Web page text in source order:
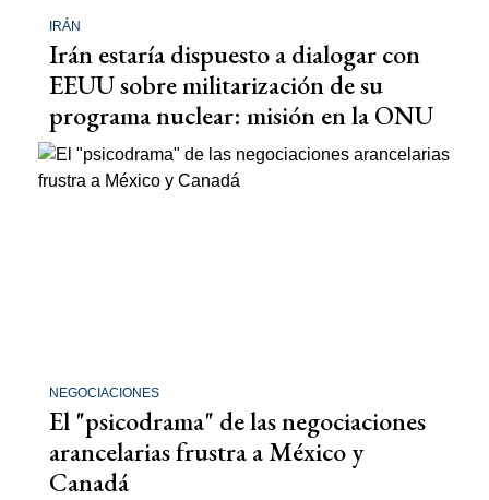
IRÁN
Irán estaría dispuesto a dialogar con
EEUU sobre militarización de su
programa nuclear: misión en la ONU
NEGOCIACIONES
El "psicodrama" de las negociaciones
arancelarias frustra a México y
Canadá